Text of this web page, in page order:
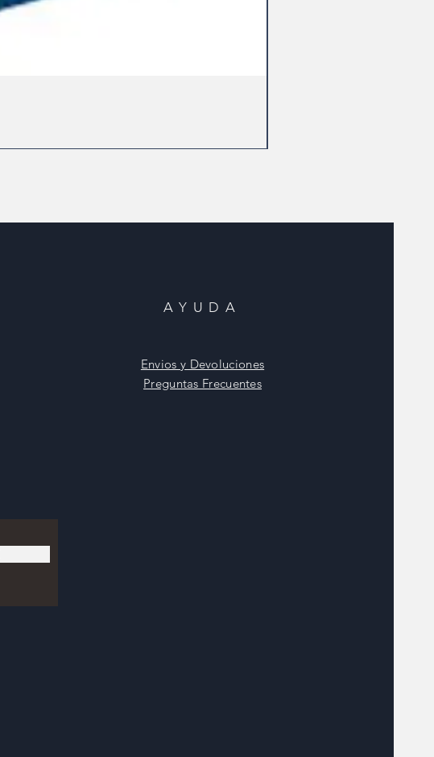
AYUDA
Envios y Devoluciones
Preguntas Frecuentes